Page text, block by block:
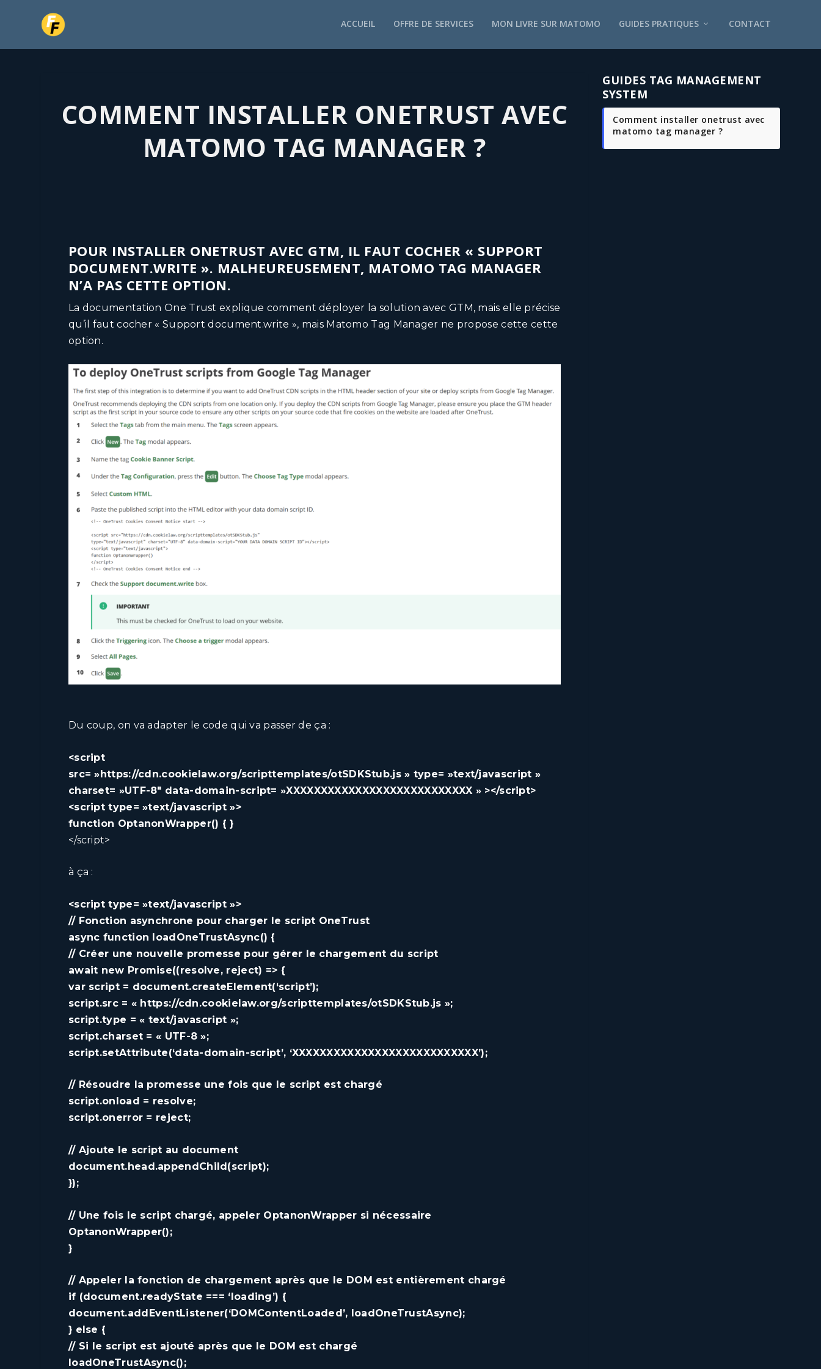
ACCUEIL OFFRE DE SERVICES MON LIVRE SUR MATOMO GUIDES PRATIQUES CONTACT
COMMENT INSTALLER ONETRUST AVEC
MATOMO TAG MANAGER ?
POUR INSTALLER ONETRUST AVEC GTM, IL FAUT COCHER « SUPPORT
DOCUMENT.WRITE ». MALHEUREUSEMENT, MATOMO TAG MANAGER
N’A PAS CETTE OPTION.
La documentation One Trust explique comment déployer la solution avec GTM, mais elle précise
qu’il faut cocher « Support document.write », mais Matomo Tag Manager ne propose cette cette
option.
Du coup, on va adapter le code qui va passer de ça :
<script
src= »https://cdn.cookielaw.org/scripttemplates/otSDKStub.js » type= »text/javascript »
charset= »UTF-8″ data-domain-script= »XXXXXXXXXXXXXXXXXXXXXXXXXXX » ></script>
<script type= »text/javascript »>
function OptanonWrapper() { }
</script>
à ça :
<script type= »text/javascript »>
// Fonction asynchrone pour charger le script OneTrust
async function loadOneTrustAsync() {
// Créer une nouvelle promesse pour gérer le chargement du script
await new Promise((resolve, reject) => {
var script = document.createElement(‘script’);
script.src = « https://cdn.cookielaw.org/scripttemplates/otSDKStub.js »;
script.type = « text/javascript »;
script.charset = « UTF-8 »;
script.setAttribute(‘data-domain-script’, ‘XXXXXXXXXXXXXXXXXXXXXXXXXXX’);
// Résoudre la promesse une fois que le script est chargé
script.onload = resolve;
script.onerror = reject;
// Ajoute le script au document
document.head.appendChild(script);
});
// Une fois le script chargé, appeler OptanonWrapper si nécessaire
OptanonWrapper();
}
// Appeler la fonction de chargement après que le DOM est entièrement chargé
if (document.readyState === ‘loading’) {
document.addEventListener(‘DOMContentLoaded’, loadOneTrustAsync);
} else {
// Si le script est ajouté après que le DOM est chargé
loadOneTrustAsync();
GUIDES TAG MANAGEMENT
SYSTEM
comment installer onetrust avec
matomo tag manager ?